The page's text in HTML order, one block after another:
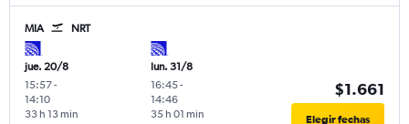
MIA NRT
jue. 20/8
15:57-
14:10
33 h 13 min
lun. 31/8
16:45-
14:46
35 h 01 min
$1.661
Elegir fechas